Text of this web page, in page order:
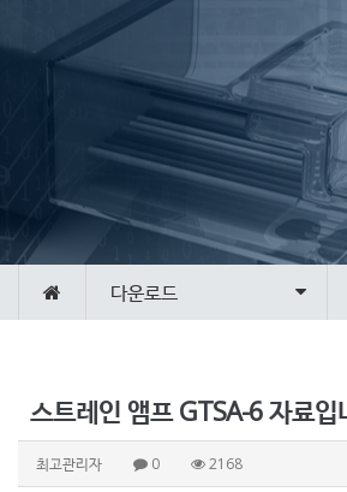
다운로드
스트레인 앰프 GTSA-6 자료입
최고관리자 0 2168